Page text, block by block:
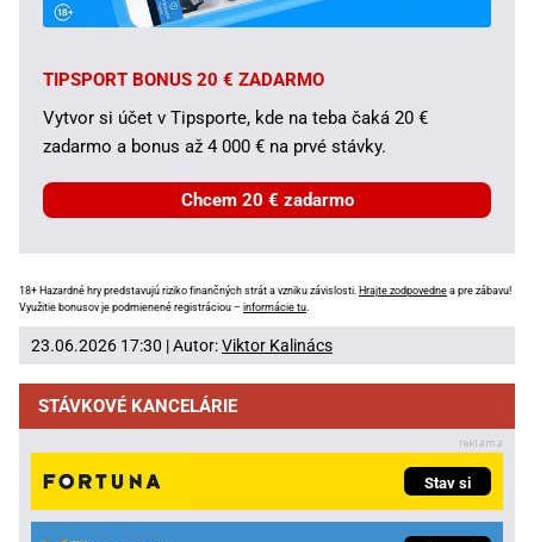
TIPSPORT BONUS 20 € ZADARMO
Vytvor si účet v Tipsporte, kde na teba čaká 20 €
zadarmo a bonus až 4 000 € na prvé stávky.
Chcem 20 € zadarmo
18+ Hazardné hry predstavujú riziko finančných strát a vzniku závislosti. Hrajte zodpovedne a pre zábavu!
Využitie bonusov je podmienené registráciou – informácie tu.
23.06.2026 17:30 | Autor:Viktor Kalinács
STÁVKOVÉ KANCELÁRIE
Stav si